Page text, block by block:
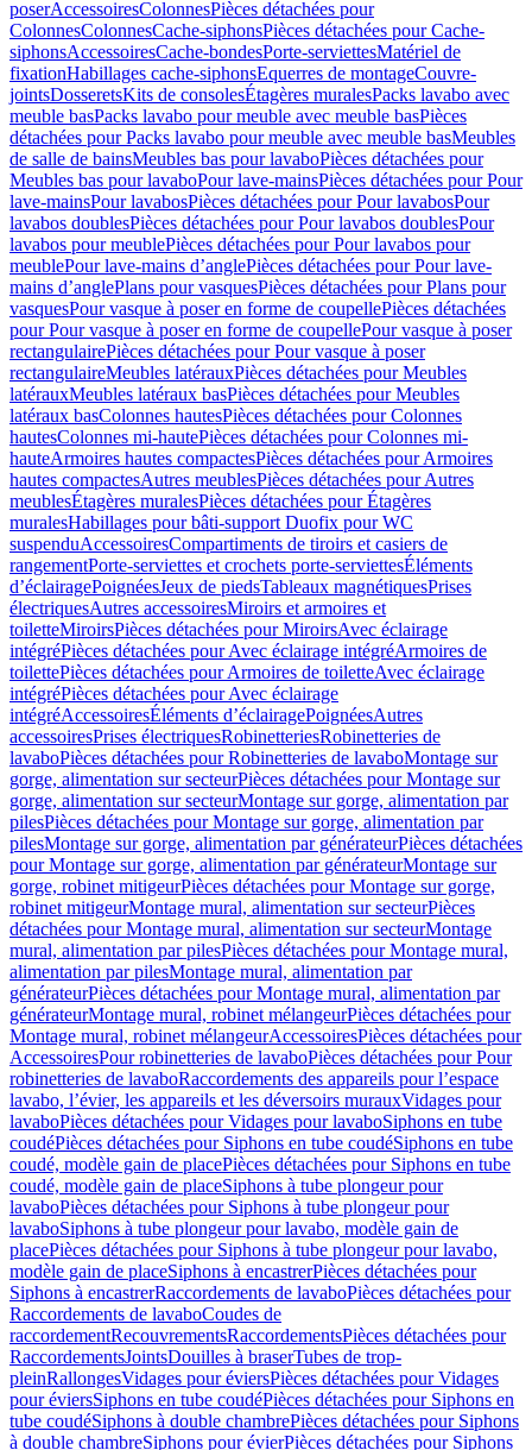
poserAccessoiresColonnesPièces détachées pour
ColonnesColonnesCache-siphonsPièces détachées pour Cache-
siphonsAccessoiresCache-bondesPorte-serviettesMatériel de
fixationHabillages cache-siphonsEquerres de montageCouvre-
jointsDosseretsKits de consolesÉtagères muralesPacks lavabo avec
meuble basPacks lavabo pour meuble avec meuble basPièces
détachées pour Packs lavabo pour meuble avec meuble basMeubles
de salle de bainsMeubles bas pour lavaboPièces détachées pour
Meubles bas pour lavaboPour lave-mainsPièces détachées pour Pour
lave-mainsPour lavabosPièces détachées pour Pour lavabosPour
lavabos doublesPièces détachées pour Pour lavabos doublesPour
lavabos pour meublePièces détachées pour Pour lavabos pour
meublePour lave-mains d’anglePièces détachées pour Pour lave-
mains d’anglePlans pour vasquesPièces détachées pour Plans pour
vasquesPour vasque à poser en forme de coupellePièces détachées
pour Pour vasque à poser en forme de coupellePour vasque à poser
rectangulairePièces détachées pour Pour vasque à poser
rectangulaireMeubles latérauxPièces détachées pour Meubles
latérauxMeubles latéraux basPièces détachées pour Meubles
latéraux basColonnes hautesPièces détachées pour Colonnes
hautesColonnes mi-hautePièces détachées pour Colonnes mi-
hauteArmoires hautes compactesPièces détachées pour Armoires
hautes compactesAutres meublesPièces détachées pour Autres
meublesÉtagères muralesPièces détachées pour Étagères
muralesHabillages pour bâti-support Duofix pour WC
suspenduAccessoiresCompartiments de tiroirs et casiers de
rangementPorte-serviettes et crochets porte-serviettesÉléments
d’éclairagePoignéesJeux de piedsTableaux magnétiquesPrises
électriquesAutres accessoiresMiroirs et armoires et
toiletteMiroirsPièces détachées pour MiroirsAvec éclairage
intégréPièces détachées pour Avec éclairage intégréArmoires de
toilettePièces détachées pour Armoires de toiletteAvec éclairage
intégréPièces détachées pour Avec éclairage
intégréAccessoiresÉléments d’éclairagePoignéesAutres
accessoiresPrises électriquesRobinetteriesRobinetteries de
lavaboPièces détachées pour Robinetteries de lavaboMontage sur
gorge, alimentation sur secteurPièces détachées pour Montage sur
gorge, alimentation sur secteurMontage sur gorge, alimentation par
pilesPièces détachées pour Montage sur gorge, alimentation par
pilesMontage sur gorge, alimentation par générateurPièces détachées
pour Montage sur gorge, alimentation par générateurMontage sur
gorge, robinet mitigeurPièces détachées pour Montage sur gorge,
robinet mitigeurMontage mural, alimentation sur secteurPièces
détachées pour Montage mural, alimentation sur secteurMontage
mural, alimentation par pilesPièces détachées pour Montage mural,
alimentation par pilesMontage mural, alimentation par
générateurPièces détachées pour Montage mural, alimentation par
générateurMontage mural, robinet mélangeurPièces détachées pour
Montage mural, robinet mélangeurAccessoiresPièces détachées pour
AccessoiresPour robinetteries de lavaboPièces détachées pour Pour
robinetteries de lavaboRaccordements des appareils pour l’espace
lavabo, l’évier, les appareils et les déversoirs murauxVidages pour
lavaboPièces détachées pour Vidages pour lavaboSiphons en tube
coudéPièces détachées pour Siphons en tube coudéSiphons en tube
coudé, modèle gain de placePièces détachées pour Siphons en tube
coudé, modèle gain de placeSiphons à tube plongeur pour
lavaboPièces détachées pour Siphons à tube plongeur pour
lavaboSiphons à tube plongeur pour lavabo, modèle gain de
placePièces détachées pour Siphons à tube plongeur pour lavabo,
modèle gain de placeSiphons à encastrerPièces détachées pour
Siphons à encastrerRaccordements de lavaboPièces détachées pour
Raccordements de lavaboCoudes de
raccordementRecouvrementsRaccordementsPièces détachées pour
RaccordementsJointsDouilles à braserTubes de trop-
pleinRallongesVidages pour éviersPièces détachées pour Vidages
pour éviersSiphons en tube coudéPièces détachées pour Siphons en
tube coudéSiphons à double chambrePièces détachées pour Siphons
à double chambreSiphons pour évierPièces détachées pour Siphons